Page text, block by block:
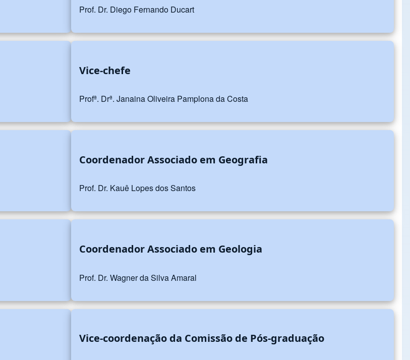
Prof. Dr. Diego Fernando Ducart
Vice-chefe
Profª. Drª. Janaina Oliveira Pamplona da Costa
Coordenador Associado em Geografia
Prof. Dr. Kauê Lopes dos Santos
Coordenador Associado em Geologia
Prof. Dr. Wagner da Silva Amaral
Vice-coordenação da Comissão de Pós-graduação